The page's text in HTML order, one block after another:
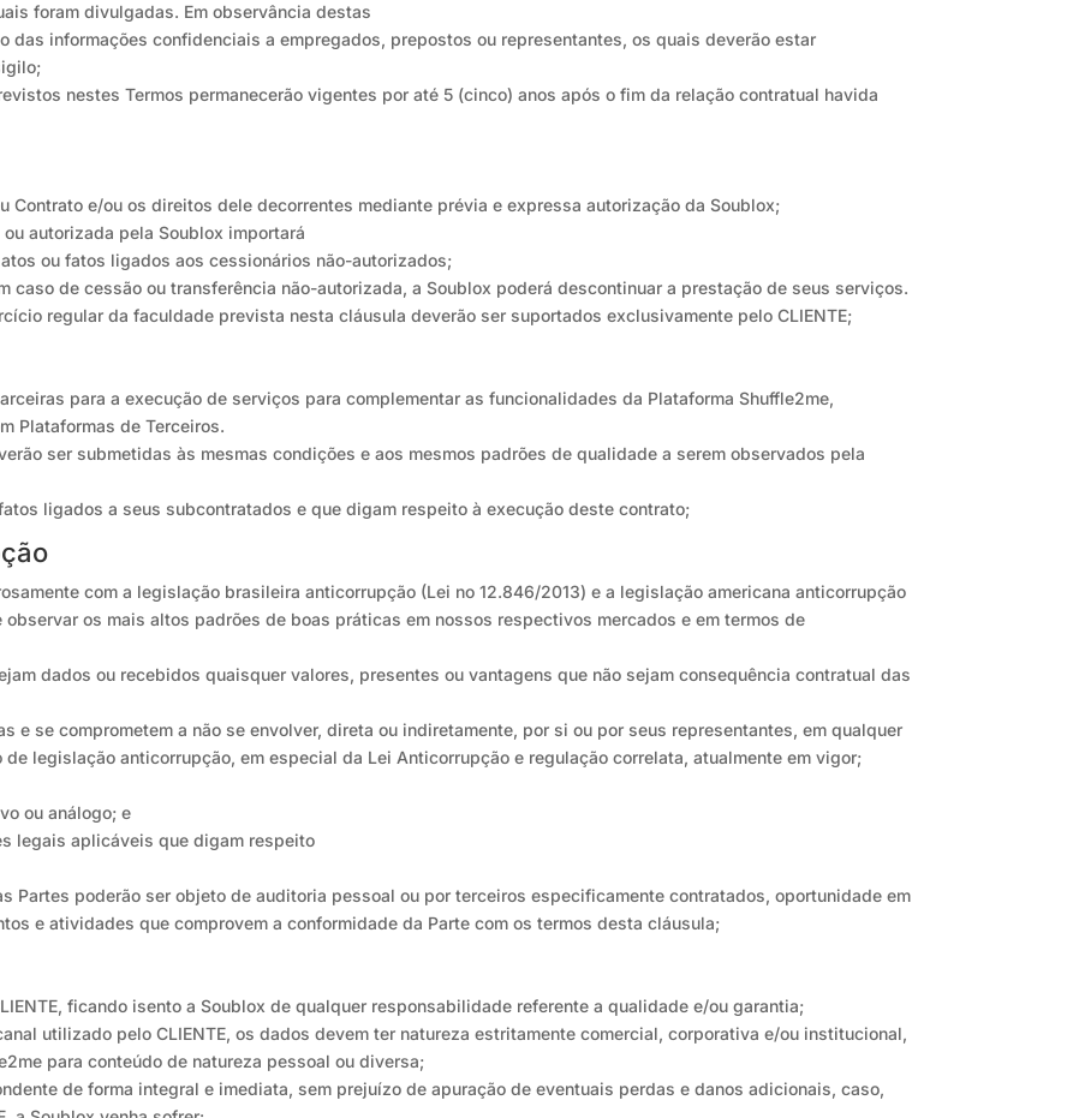
foram divulgadas. Em observância destas
das informações confidenciais a empregados, prepostos ou representantes, os quais deverão estar
nestes Termos permanecerão vigentes por até 5 (cinco) anos após o fim da relação contratual havida
Contrato e/ou os direitos dele decorrentes mediante prévia e expressa autorização da Soublox;
autorizada pela Soublox importará
ou fatos ligados aos cessionários não-autorizados;
caso de cessão ou transferência não-autorizada, a Soublox poderá descontinuar a prestação de seus serviços.
regular da faculdade prevista nesta cláusula deverão ser suportados exclusivamente pelo CLIENTE;
para a execução de serviços para complementar as funcionalidades da Plataforma Shuffle2me,
Plataformas de Terceiros.
ser submetidas às mesmas condições e aos mesmos padrões de qualidade a serem observados pela
ligados a seus subcontratados e que digam respeito à execução deste contrato;
com a legislação brasileira anticorrupção (Lei no 12.846/2013) e a legislação americana anticorrupção
observar os mais altos padrões de boas práticas em nossos respectivos mercados e em termos de
dados ou recebidos quaisquer valores, presentes ou vantagens que não sejam consequência contratual das
e se comprometem a não se envolver, direta ou indiretamente, por si ou por seus representantes, em qualquer
legislação anticorrupção, em especial da Lei Anticorrupção e regulação correlata, atualmente em vigor;
ou análogo; e
legais aplicáveis que digam respeito
Partes poderão ser objeto de auditoria pessoal ou por terceiros especificamente contratados, oportunidade em
e atividades que comprovem a conformidade da Parte com os termos desta cláusula;
ficando isento a Soublox de qualquer responsabilidade referente a qualidade e/ou garantia;
utilizado pelo CLIENTE, os dados devem ter natureza estritamente comercial, corporativa e/ou institucional,
para conteúdo de natureza pessoal ou diversa;
de forma integral e imediata, sem prejuízo de apuração de eventuais perdas e danos adicionais, caso,